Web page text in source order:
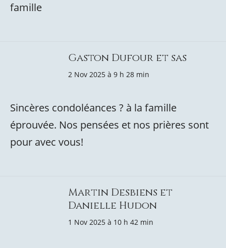
famille
Gaston Dufour et sas
2 Nov 2025 à 9 h 28 min
Sincères condoléances ? à la famille
éprouvée. Nos pensées et nos prières sont
pour avec vous!
Martin Desbiens et
Danielle Hudon
1 Nov 2025 à 10 h 42 min